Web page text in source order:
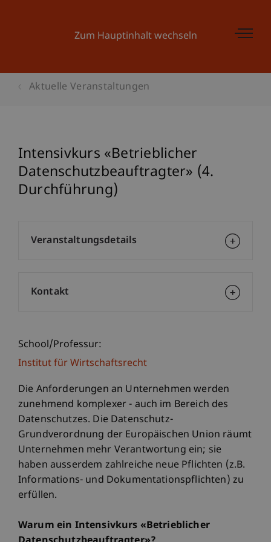
Zum Hauptinhalt wechseln
Aktuelle Veranstaltungen
Intensivkurs «Betrieblicher
Datenschutzbeauftragter» (4.
Durchführung)
School/Professur:
Institut für Wirtschaftsrecht
Die Anforderungen an Unternehmen werden
zunehmend komplexer - auch im Bereich des
Datenschutzes. Die Datenschutz-
Grundverordnung der Europäischen Union räumt
Unternehmen mehr Verantwortung ein; sie
haben ausserdem zahlreiche neue Pflichten (z.B.
Informations- und Dokumentationspflichten) zu
erfüllen.
Warum ein Intensivkurs «Betrieblicher
Veranstaltungsdetails
Kontakt